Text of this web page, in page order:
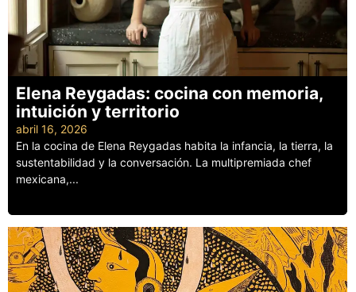
Elena Reygadas: cocina con memoria,
intuición y territorio
abril 16, 2026
En la cocina de Elena Reygadas habita la infancia, la tierra, la
sustentabilidad y la conversación. La multipremiada chef
mexicana,...